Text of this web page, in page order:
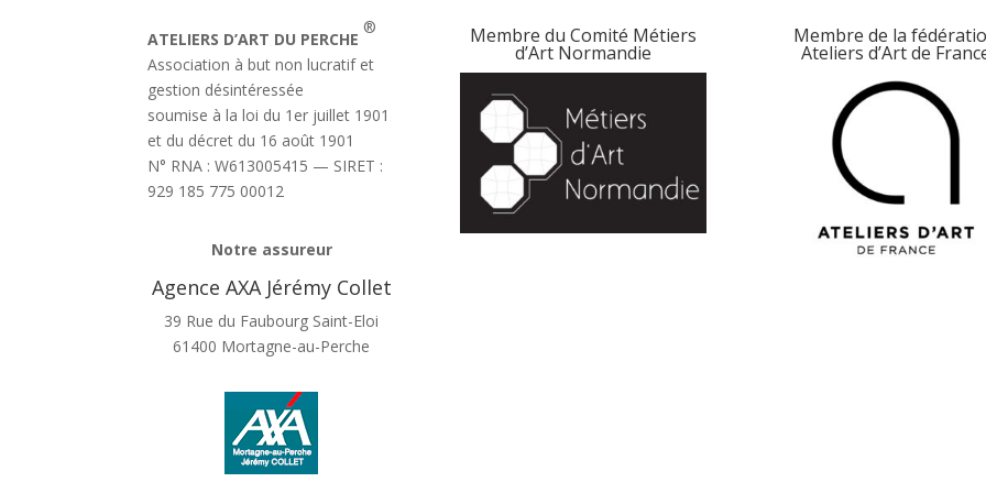
ATELIERS D’ART DU PERCHE
®
Association à but non lucratif et
gestion désintéressée
soumise à la loi du 1er juillet 1901
et du décret du 16 août 1901
N° RNA : W613005415 — SIRET :
929 185 775 00012
Notre assureur
Agence AXA Jérémy Collet
39 Rue du Faubourg Saint-Eloi
61400 Mortagne-au-Perche
Membre du Comité Métiers
d’Art Normandie
Membre de la
Ateliers d’Art de